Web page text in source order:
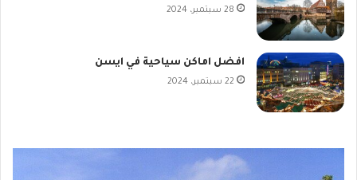
28 سبتمبر، 2024
افضل اماكن سياحية في ايسن
22 سبتمبر، 2024